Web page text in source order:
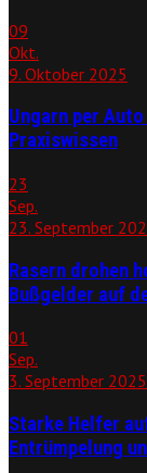
09
Okt.
9. Oktober 2025
Ungarn per
Praxiswissen
23
Sep.
23. September
Rasern drohen
Bußgelder auf
01
Sep.
3. September 2025
Starke Helfer
Entrümpelung